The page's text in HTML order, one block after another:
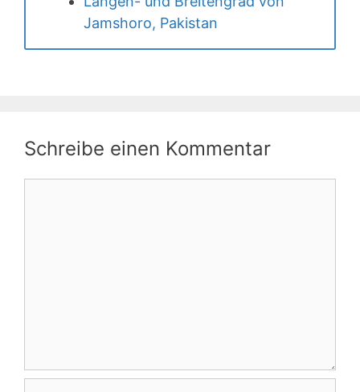
Jamshoro, Pakistan
Schreibe einen Kommentar